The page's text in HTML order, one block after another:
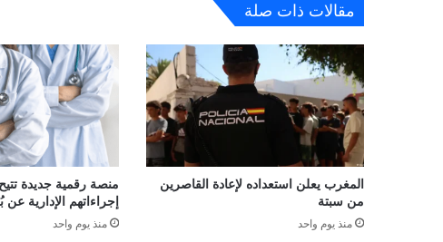
مقالات ذات صلة
المغرب يعلن استعداده لإعادة القاصرين
من سبتة
منذ يوم واحد
منصة رقمية جديدة تتيح
إجراءاتهم الإدارية عن
منذ يوم واحد